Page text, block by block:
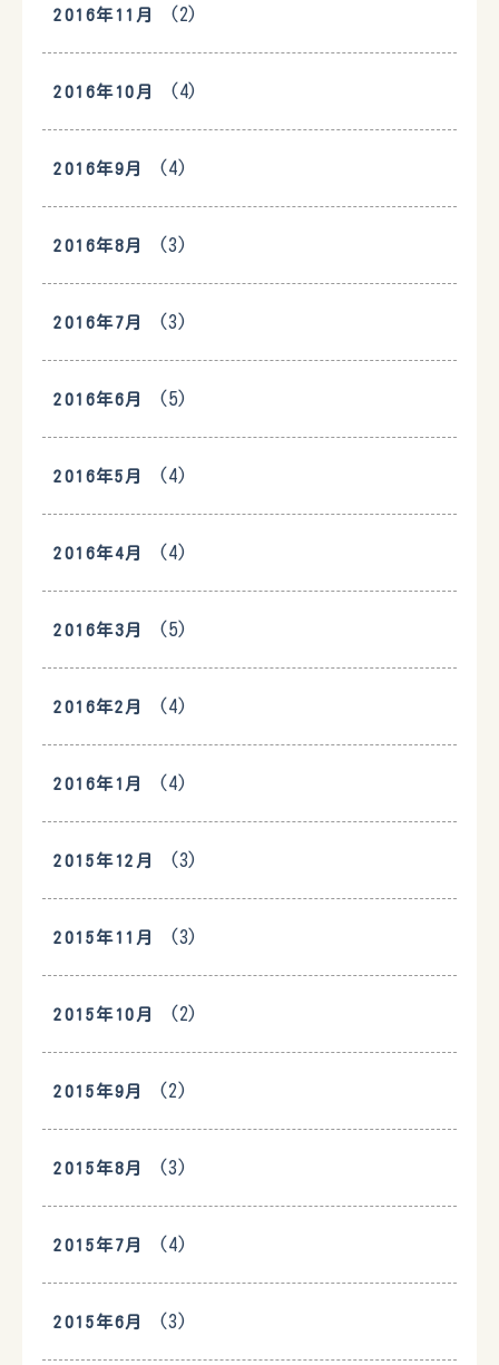
2016年11月 (2)
2016年10月 (4)
2016年9月 (4)
2016年8月 (3)
2016年7月 (3)
2016年6月 (5)
2016年5月 (4)
2016年4月 (4)
2016年3月 (5)
2016年2月 (4)
2016年1月 (4)
2015年12月 (3)
2015年11月 (3)
2015年10月 (2)
2015年9月 (2)
2015年8月 (3)
2015年7月 (4)
2015年6月 (3)